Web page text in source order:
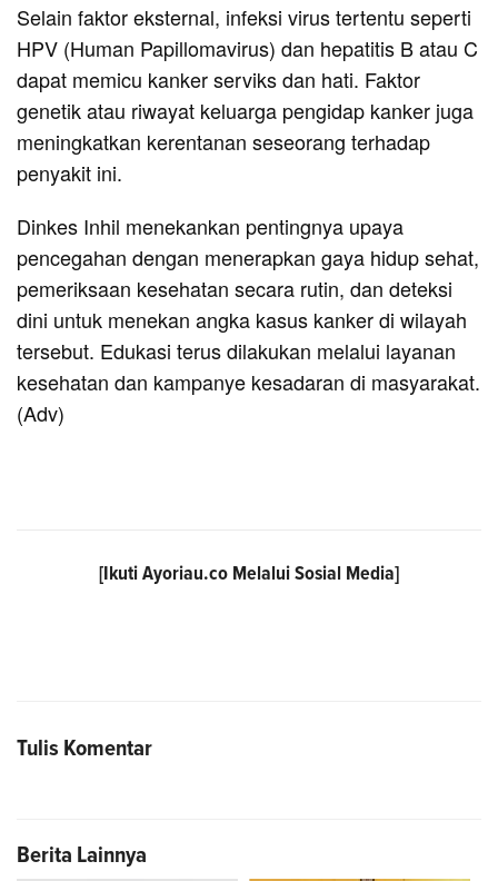
Selain faktor eksternal, infeksi virus tertentu seperti
HPV (Human Papillomavirus) dan hepatitis B atau C
dapat memicu kanker serviks dan hati. Faktor
genetik atau riwayat keluarga pengidap kanker juga
meningkatkan kerentanan seseorang terhadap
penyakit ini.
Dinkes Inhil menekankan pentingnya upaya
pencegahan dengan menerapkan gaya hidup sehat,
pemeriksaan kesehatan secara rutin, dan deteksi
dini untuk menekan angka kasus kanker di wilayah
tersebut. Edukasi terus dilakukan melalui layanan
kesehatan dan kampanye kesadaran di masyarakat.
(Adv)
[Ikuti Ayoriau.co Melalui Sosial Media]
Tulis Komentar
Berita Lainnya